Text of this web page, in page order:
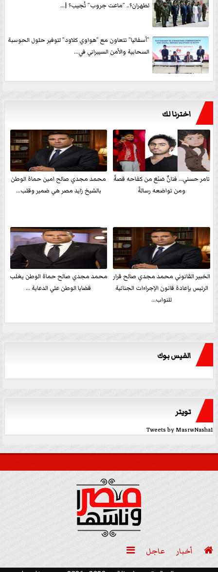
لطهران؟.. ”ماعت جروب” تُجيب؟ |...
”أسفاليا” تتعاون مع ”هواوي كلاود” لتوفير حلول الحوسبة
السحابية والأمن السيبراني في...
اخترنا لك
تامر حسني… فنانٌ صَنَعَ من كفاحه قصةً
ومن تواضعه رسالةً
محمد مجدي صالح امين حماة الوطن
بالشيخ زايد مصر هي ضمير وقلب...
الخبير القانوني محمد مجدي صالح قرار
الرئيس بإعادة قانون الإجراءات الجنائية
للنواب...
محمد مجدي صالح حماة الوطن يغلب
قضايا الوطن علي الدعاية ...
الفيس بوك
تويتر
Tweets by MasrwNasha1
 أخبار عاجل
